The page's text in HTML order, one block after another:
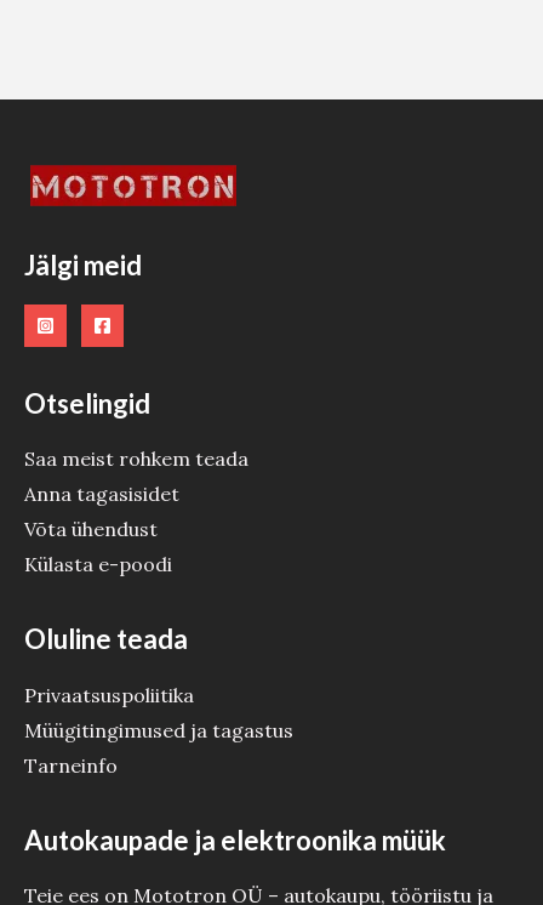
Jälgi meid
Otselingid
Saa meist rohkem teada
Anna tagasisidet
Võta ühendust
Külasta e-poodi
Oluline teada
Privaatsuspoliitika
Müügitingimused ja tagastus
Tarneinfo
Autokaupade ja elektroonika müük
Teie ees on Mototron OÜ – autokaupu, tööriistu ja